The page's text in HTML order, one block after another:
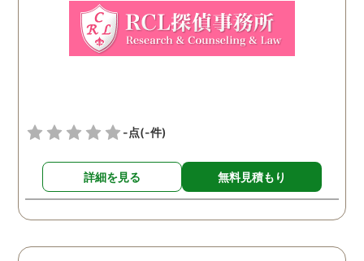
複雑ですが感謝していま
-点(-件)
詳細を見る 無料見積もり